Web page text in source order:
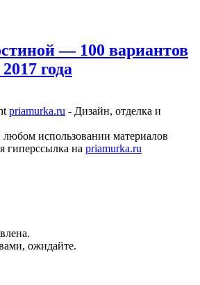
— 100 вариантов
года
priamurka.ru - Дизайн, отделка и
использовании материалов
гиперссылка на priamurka.ru
ожидайте.